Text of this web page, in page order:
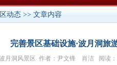
动态 >> 文章内容
完善景区基础设施·波月洞旅
月洞风景区 作者：尹文锋 肖洁 阅读：